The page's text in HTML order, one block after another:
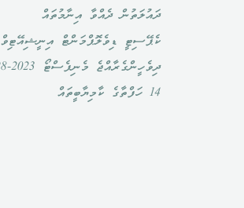
ދައުލަތުން ދެއްވާ އިނާމުތައް
ކެޕޭސިޓީ ޑިވެލޮޕްމަންޓް އިނީޝިއޭޓިވް
ދިވެހީންގެރާއްޖެ މެނިފެސްޓޯ 2023-2028
14 ހަފްތާގެ ކާމިޔާބީތައް